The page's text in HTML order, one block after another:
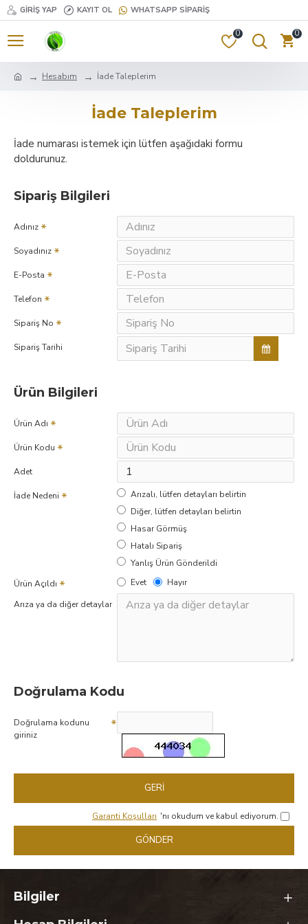
GIRIŞ YAP KAYIT OL WHATSAPP SIPARIŞ
0 0
Hesabım İade Taleplerim
İade Taleplerim
İade numarası istemek için lütfen aşağıdaki formu
doldurunuz.
Sipariş Bilgileri
Adınız
Soyadınız
E-Posta
Telefon
Sipariş No
Sipariş Tarihi
Ürün Bilgileri
Ürün Adı
Ürün Kodu
Adet
İade Nedeni
Arızalı, lütfen detayları belirtin
Diğer, lütfen detayları belirtin
Hasar Görmüş
Hatalı Sipariş
Yanlış Ürün Gönderildi
Ürün Açıldı
Evet Hayır
Arıza ya da diğer detaylar
Doğrulama Kodu
Doğrulama kodunu
giriniz
GERI
Garanti Koşulları 'nı okudum ve kabul ediyorum.
GÖNDER
Bilgiler